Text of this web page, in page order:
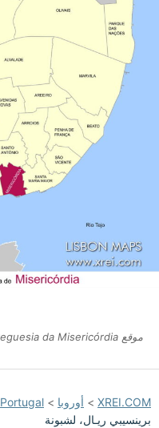
موقع Freguesia da Misericórdia على خريطة لشبونة
XREI.COM
> أوروبا >
Portugal
برينسيبي ريـال، لشبونة